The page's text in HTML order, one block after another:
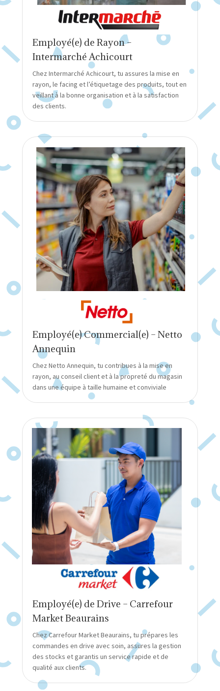
Employé(e) de Rayon –
Intermarché Achicourt
Chez Intermarché Achicourt, tu assures la mise en
rayon, le facing et l’étiquetage des produits, tout en
veillant à la bonne organisation et à la satisfaction
des clients.
Employé(e) Commercial(e) – Netto
Annequin
Chez Netto Annequin, tu contribues à la mise en
rayon, au conseil client et à la propreté du magasin
dans une équipe à taille humaine et conviviale
Employé(e) de Drive – Carrefour
Market Beaurains
Chez Carrefour Market Beaurains, tu prépares les
commandes en drive avec soin, assures la gestion
des stocks et garantis un service rapide et de
qualité aux clients.